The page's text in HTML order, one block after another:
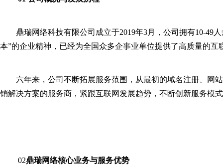
鼎瑞网络科技有限公司成立于2019年3月，公司拥有10-49
本”的企业精神，已经为全国众多企事业单位提供了高质量的互
六年来，公司不断拓展服务范围，从最初的域名注册、网
销解决方案的服务商，紧跟互联网发展趋势，不断创新服务模
02鼎瑞网络核心业务与服务优势